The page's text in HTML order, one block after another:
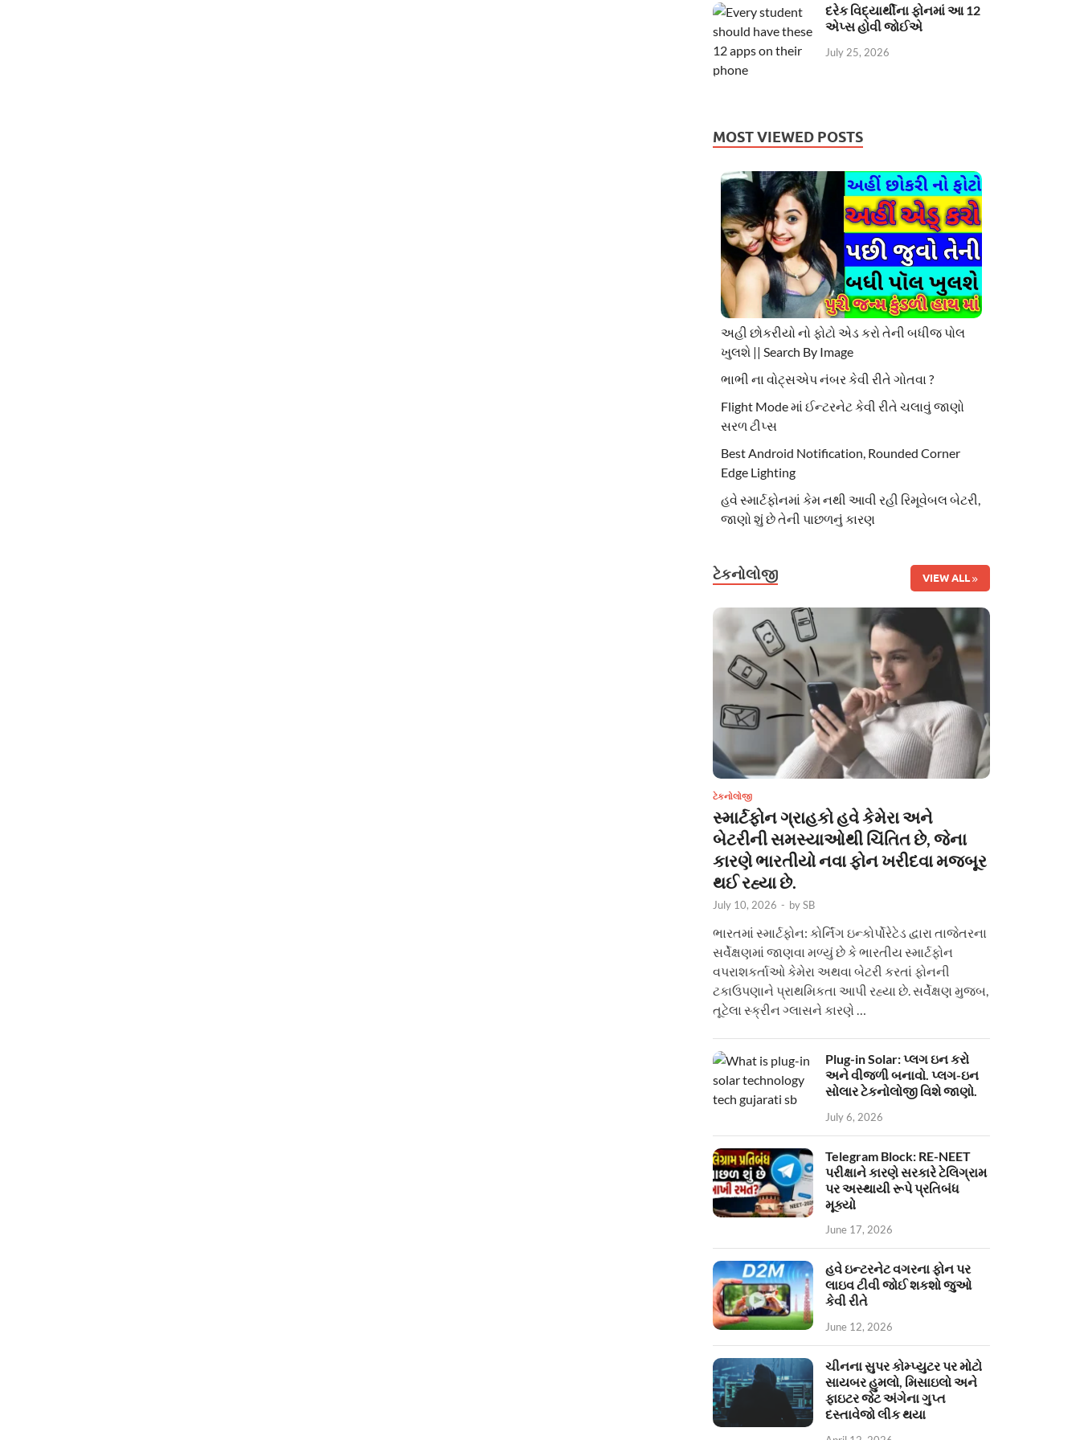
દરેક વિદ્યાર્થીના ફોનમાં આ 12
એપ્સ હોવી જોઈએ
July 25, 2026
MOST VIEWED POSTS
અહી છોકરીયો નો ફોટો એડ કરો તેની બધીજ પોલ
ખુલશે || Search By Image
ભાભી ના વોટ્સએપ નંબર કેવી રીતે ગોતવા ?
Flight Mode માં ઈન્ટરનેટ કેવી રીતે ચલાવું જાણો
સરળ ટીપ્સ
Best Android Notification, Rounded Corner
Edge Lighting
હવે સ્માર્ટફોનમાં કેમ નથી આવી રહી રિમૂવેબલ બેટરી,
જાણો શું છે તેની પાછળનું કારણ
ટેકનોલોજી VIEW ALL
ટેકનોલોજી
સ્માર્ટફોન ગ્રાહકો હવે કેમેરા અને
બેટરીની સમસ્યાઓથી ચિંતિત છે, જેના
કારણે ભારતીયો નવા ફોન ખરીદવા મજબૂર
થઈ રહ્યા છે.
July 10, 2026 - bySB
ભારતમાં સ્માર્ટફોન: કોર્નિંગ ઇન્કોર્પોરેટેડ દ્વારા તાજેતરના
સર્વેક્ષણમાં જાણવા મળ્યું છે કે ભારતીય સ્માર્ટફોન
વપરાશકર્તાઓ કેમેરા અથવા બેટરી કરતાં ફોનની
ટકાઉપણાને પ્રાથમિકતા આપી રહ્યા છે. સર્વેક્ષણ મુજબ,
તૂટેલા સ્ક્રીન ગ્લાસને કારણે …
Plug-in Solar: પ્લગ ઇન કરો
અને વીજળી બનાવો. પ્લગ-ઇન
સોલાર ટેકનોલોજી વિશે જાણો.
July 6, 2026
Telegram Block: RE-NEET
પરીક્ષાને કારણે સરકારે ટેલિગ્રામ
પર અસ્થાયી રૂપે પ્રતિબંધ
મૂક્યો
June 17, 2026
હવે ઇન્ટરનેટ વગરના ફોન પર
લાઇવ ટીવી જોઈ શકશો જુઓ
કેવી રીતે
June 12, 2026
ચીનના સુપર કોમ્પ્યુટર પર મોટો
સાયબર હુમલો, મિસાઇલો અને
ફાઇટર જેટ અંગેના ગુપ્ત
દસ્તાવેજો લીક થયા